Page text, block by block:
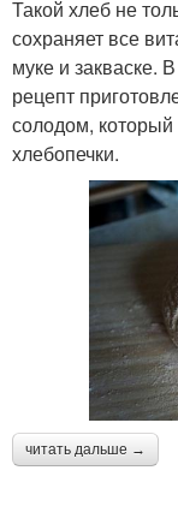
Такой хлеб не
сохраняет все
муке и закваске.
рецепт
солодом,
хлебопечки.
читать дальше →